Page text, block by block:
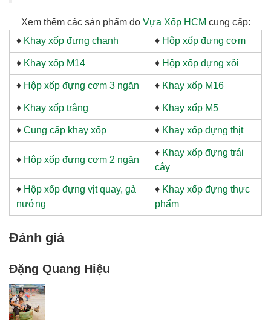
Xem thêm các sản phẩm do Vựa Xốp HCM cung cấp:
♦ Khay xốp đựng chanh ♦ Hộp xốp đựng cơm
♦ Khay xốp M14 ♦ Hộp xốp đựng xôi
♦ Hộp xốp đựng cơm 3 ngăn ♦ Khay xốp M16
♦ Khay xốp trắng ♦ Khay xốp M5
♦ Cung cấp khay xốp ♦ Khay xốp đựng thịt
♦ Hộp xốp đựng cơm 2 ngăn
♦ Khay xốp đựng trái
cây
♦ Hộp xốp đựng vịt quay, gà
nướng
♦ Khay xốp đựng thực
phẩm
Đánh giá
Đặng Quang Hiệu